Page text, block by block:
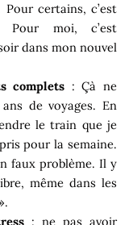
certains, c’est
Pour moi, c’est
dans mon nouvel
complets : Çà ne
de voyages. En
le train que je
pour la semaine.
faux problème. Il y
même dans les
: ne pas avoir